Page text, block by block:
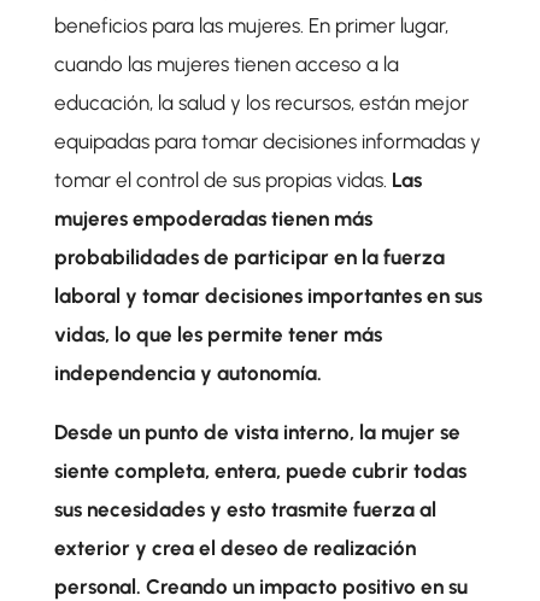
beneficios para las mujeres. En primer lugar,
cuando las mujeres tienen acceso a la
educación, la salud y los recursos, están mejor
equipadas para tomar decisiones informadas y
tomar el control de sus propias vidas. Las
mujeres empoderadas tienen más
probabilidades de participar en la fuerza
laboral y tomar decisiones importantes en sus
vidas, lo que les permite tener más
independencia y autonomía.
Desde un punto de vista interno, la mujer se
siente completa, entera, puede cubrir todas
sus necesidades y esto trasmite fuerza al
exterior y crea el deseo de realización
personal. Creando un impacto positivo en su